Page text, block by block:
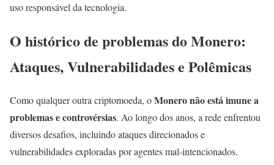
uso responsável da tecnologia.
O histórico de problemas do Monero:
Ataques, Vulnerabilidades e Polêmicas
Como qualquer outra criptomoeda, oMonero não está imune a
problemas e controvérsias. Ao longo dos anos, a rede enfrentou
diversos desafios, incluindo ataques direcionados e
vulnerabilidades exploradas por agentes mal-intencionados.